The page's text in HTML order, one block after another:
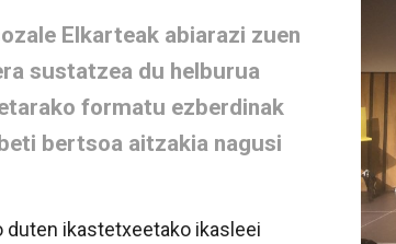
Elkarteak abiarazi zuen
sustatzea du helburua
formatu ezberdinak
bertsoa aitzakia nagusi
duten ikastetxeetako ikasleei